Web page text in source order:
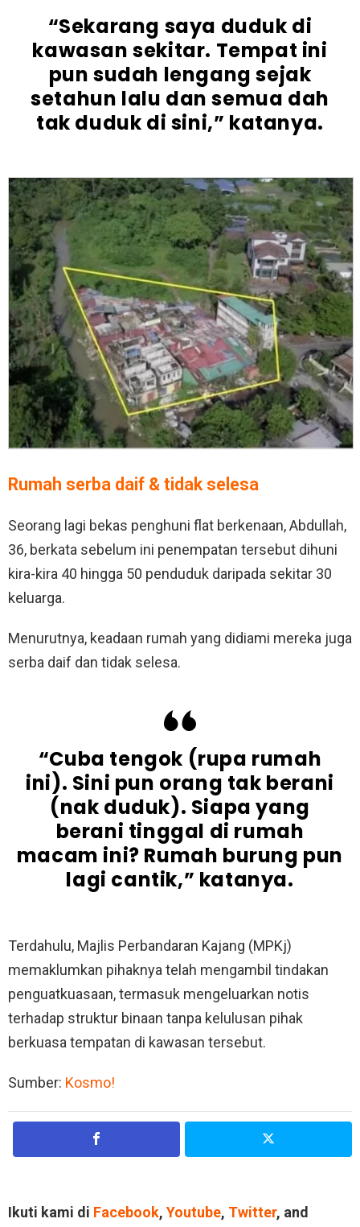
“Sekarang saya duduk di
kawasan sekitar. Tempat ini
pun sudah lengang sejak
setahun lalu dan semua dah
tak duduk di sini,” katanya.
Rumah serba daif & tidak selesa
Seorang lagi bekas penghuni flat berkenaan, Abdullah,
36, berkata sebelum ini penempatan tersebut dihuni
kira-kira 40 hingga 50 penduduk daripada sekitar 30
keluarga.
Menurutnya, keadaan rumah yang didiami mereka juga
serba daif dan tidak selesa.
“Cuba tengok (rupa rumah
ini). Sini pun orang tak berani
(nak duduk). Siapa yang
berani tinggal di rumah
macam ini? Rumah burung pun
lagi cantik,” katanya.
Terdahulu, Majlis Perbandaran Kajang (MPKj)
memaklumkan pihaknya telah mengambil tindakan
penguatkuasaan, termasuk mengeluarkan notis
terhadap struktur binaan tanpa kelulusan pihak
berkuasa tempatan di kawasan tersebut.
Sumber: Kosmo!
Ikuti kami di Facebook, Youtube, Twitter, and